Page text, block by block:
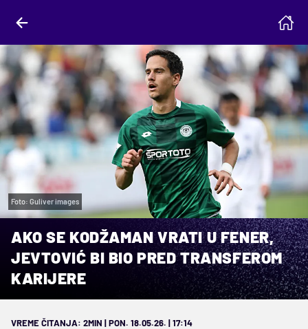
Foto: Guliver images
AKO SE KODŽAMAN VRATI U FENER,
JEVTOVIĆ BI BIO PRED TRANSFEROM
KARIJERE
VREME ČITANJA: 2MIN | PON. 18.05.26. | 17:14